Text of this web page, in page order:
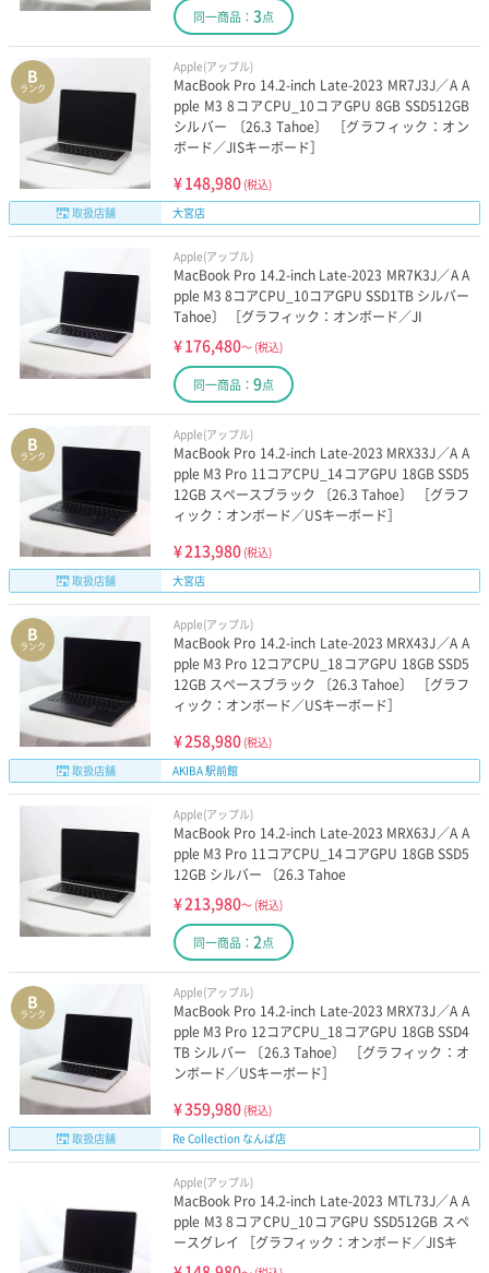
同一商品： 3点
B
ランク
Apple(アップル)
MacBook Pro 14.2-inch Late-2023 MR7J3J／A A
pple M3 8コアCPU_10コアGPU 8GB SSD512GB
シルバー 〔26.3 Tahoe〕 ［グラフィック：オン
ボード／JISキーボード］
¥148,980 (税込)
取扱店舗
大宮店
Apple(アップル)
MacBook Pro 14.2-inch Late-2023 MR7K3J／A A
pple M3 8コアCPU_10コアGPU SSD1TB シルバー
Tahoe〕 ［グラフィック：オンボード／JI
¥176,480～ (税込)
同一商品： 9点
B
ランク
Apple(アップル)
MacBook Pro 14.2-inch Late-2023 MRX33J／A A
pple M3 Pro 11コアCPU_14コアGPU 18GB SSD5
12GB スペースブラック 〔26.3 Tahoe〕 ［グラフ
ィック：オンボード／USキーボード］
¥213,980 (税込)
取扱店舗
大宮店
B
ランク
Apple(アップル)
MacBook Pro 14.2-inch Late-2023 MRX43J／A A
pple M3 Pro 12コアCPU_18コアGPU 18GB SSD5
12GB スペースブラック 〔26.3 Tahoe〕 ［グラフ
ィック：オンボード／USキーボード］
¥258,980 (税込)
取扱店舗
AKIBA 駅前館
Apple(アップル)
MacBook Pro 14.2-inch Late-2023 MRX63J／A A
pple M3 Pro 11コアCPU_14コアGPU 18GB SSD5
12GB シルバー 〔26.3 Tahoe
¥213,980～ (税込)
同一商品： 2点
B
ランク
Apple(アップル)
MacBook Pro 14.2-inch Late-2023 MRX73J／A A
pple M3 Pro 12コアCPU_18コアGPU 18GB SSD4
TB シルバー 〔26.3 Tahoe〕 ［グラフィック：オ
ンボード／USキーボード］
¥359,980 (税込)
取扱店舗
Re Collection なんば店
Apple(アップル)
MacBook Pro 14.2-inch Late-2023 MTL73J／A A
pple M3 8コアCPU_10コアGPU SSD512GB スペ
ースグレイ ［グラフィック：オンボード／JISキ